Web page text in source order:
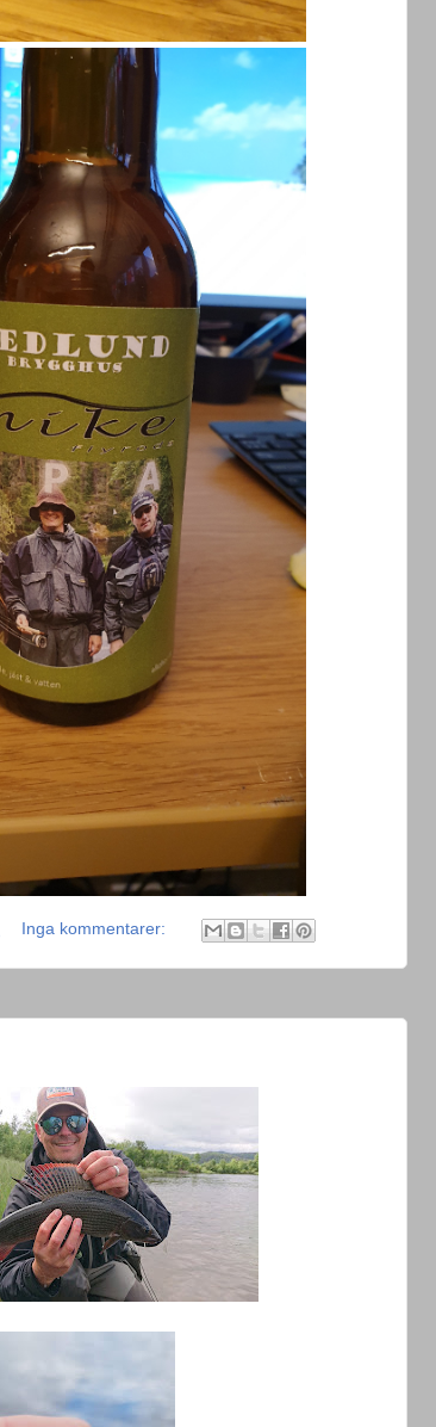
Inga kommentarer: